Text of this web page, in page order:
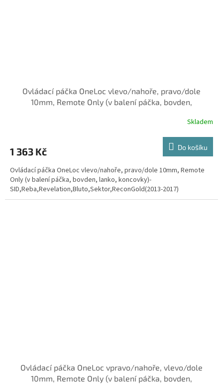
Ovládací páčka OneLoc vlevo/nahoře, pravo/dole
10mm, Remote Only (v balení páčka, bovden,
Skladem
1 363 Kč Do košíku
Ovládací páčka OneLoc vlevo/nahoře, pravo/dole 10mm, Remote
Only (v balení páčka, bovden, lanko, koncovky)-
SID,Reba,Revelation,Bluto,Sektor,ReconGold(2013-2017)
Ovládací páčka OneLoc vpravo/nahoře, vlevo/dole
10mm, Remote Only (v balení páčka, bovden,